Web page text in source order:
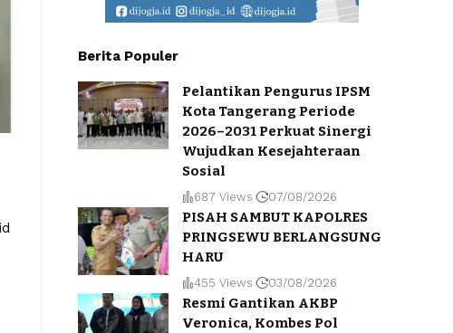
Berita Populer
Pelantikan Pengurus IPSM
Kota Tangerang Periode
2026–2031 Perkuat Sinergi
Wujudkan Kesejahteraan
Sosial
687 Views 07/08/2026
PISAH SAMBUT KAPOLRES
PRINGSEWU BERLANGSUNG
HARU
455 Views 03/08/2026
Resmi Gantikan AKBP
Veronica, Kombes Pol